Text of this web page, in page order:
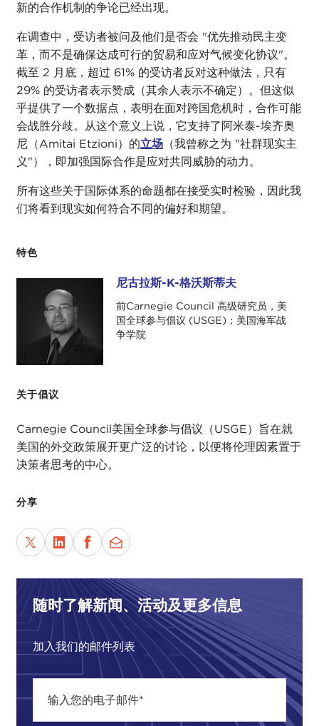
特色
尼古拉斯-K-格沃斯蒂夫尼古拉斯-K-格沃斯蒂夫
前Carnegie Council 高级研究员，美
国全球参与倡议 (USGE)；美国海军战
争学院
关于倡议
Carnegie Council美国全球参与倡议（USGE）旨在就
美国的外交政策展开更广泛的讨论，以便将伦理因素置于
决策者思考的中心。
分享
随时了解新闻、活动及更多信息
加入我们的邮件列表
新的合作机制的争论已经出现。
在调查中，受访者被问及他们是否会 "优先推动民主变
革，而不是确保达成可行的贸易和应对气候变化协议"。
截至 2 月底，超过 61% 的受访者反对这种做法，只有
29% 的受访者表示赞成（其余人表示不确定）。但这似
乎提供了一个数据点，表明在面对跨国危机时，合作可能
会战胜分歧。从这个意义上说，它支持了阿米泰-埃齐奥
尼（Amitai Etzioni）的立场（我曾称之为 "社群现实主
义"），即加强国际合作是应对共同威胁的动力。
所有这些关于国际体系的命题都在接受实时检验，因此我
们将看到现实如何符合不同的偏好和期望。